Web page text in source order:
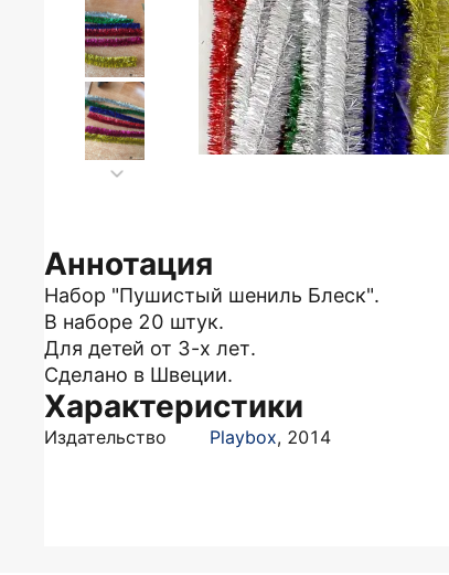
Аннотация
Набор "Пушистый шениль Блеск".
В наборе 20 штук.
Для детей от 3-х лет.
Сделано в Швеции.
Характеристики
Издательство Playbox, 2014